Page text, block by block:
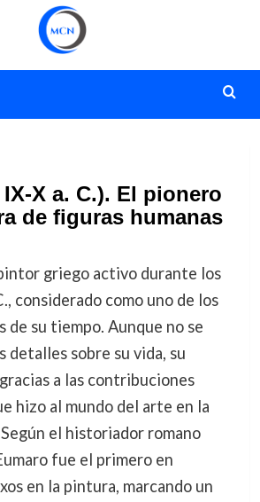
X a. C.). El pionero
de figuras humanas
griego activo durante los
considerado como uno de los
de su tiempo. Aunque no se
detalles sobre su vida, su
a las contribuciones
hizo al mundo del arte en la
el historiador romano
fue el primero en
en la pintura, marcando un